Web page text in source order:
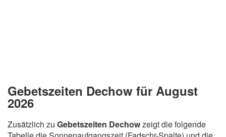
Gebetszeiten Dechow für August
2026
Zusätzlich zu Gebetszeiten Dechowzeigt die folgende